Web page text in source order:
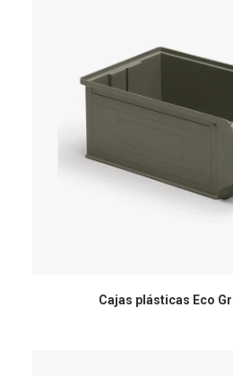
Cajas plásticas Eco